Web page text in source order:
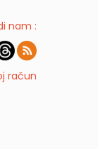
nam :
račun